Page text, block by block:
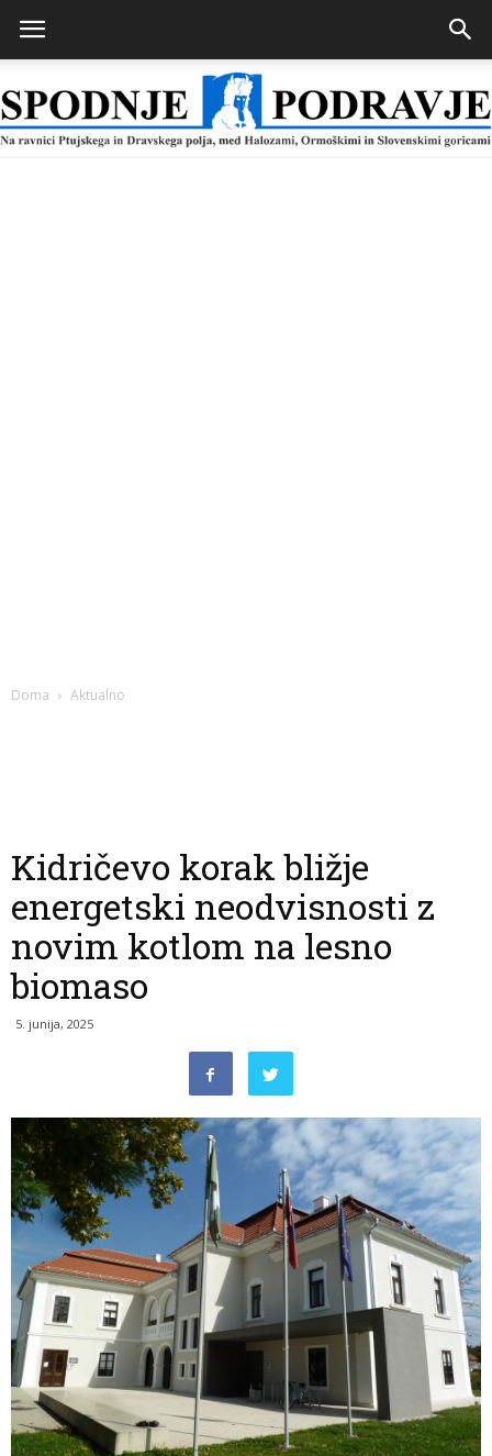
Doma Aktualno
Kidričevo korak bližje
energetski neodvisnosti z
novim kotlom na lesno
biomaso
5. junija, 2025